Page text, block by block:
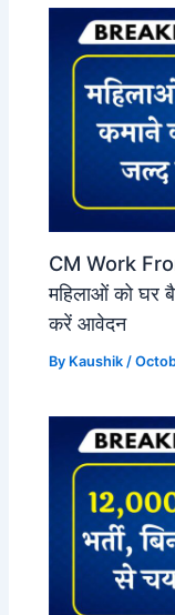
CM Work
महिलाओं को घर
करें आवेदन
By Kaushik /